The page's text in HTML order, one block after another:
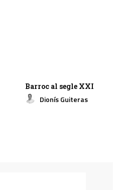
Barroc al segle XXI
Dionís Guiteras